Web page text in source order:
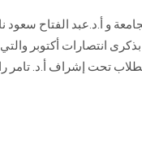
و أ.د.عبد الفتاح
انتصارات أكتوبر والتي
تحت إشراف أ.د.